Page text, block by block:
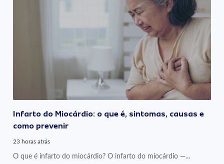
Infarto do Miocárdio: o que é, sintomas, causas e
como prevenir
23 horas atrás
O que é infarto do miocárdio? O infarto do miocárdio —...